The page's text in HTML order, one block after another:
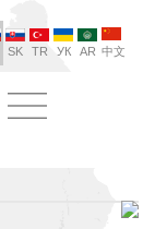
SK TR УК AR 中文